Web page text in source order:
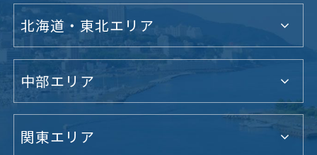
北海道・東北エリア
中部エリア
関東エリア